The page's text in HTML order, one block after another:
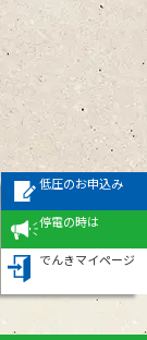
低圧のお申込み
停電の時は
でんきマイページ